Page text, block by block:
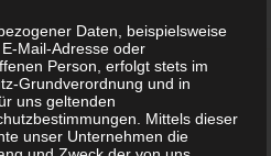
Daten, beispielsweise
Mail-Adresse oder
Person, erfolgt stets im
Grundverordnung und in
uns geltenden
Mittels dieser
unser Unternehmen die